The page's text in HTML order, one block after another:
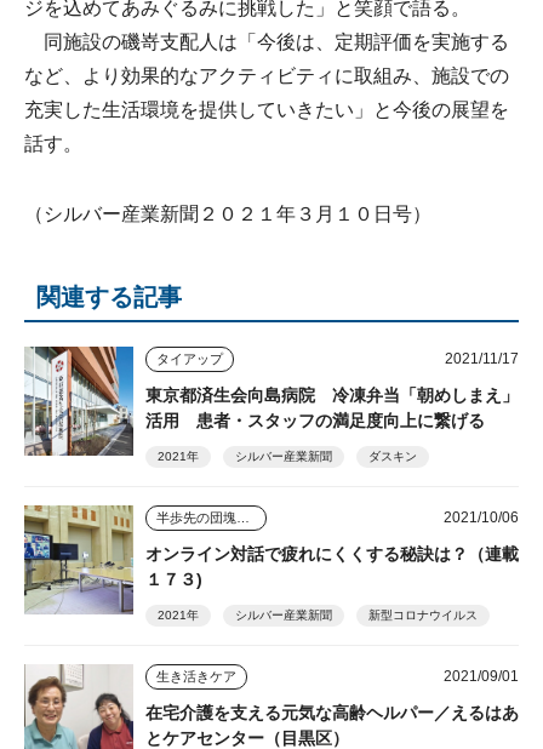
ジを込めてあみぐるみに挑戦した」と笑顔で語る。
同施設の磯嵜支配人は「今後は、定期評価を実施する
など、より効果的なアクティビティに取組み、施設での
充実した生活環境を提供していきたい」と今後の展望を
話す。
（シルバー産業新聞２０２１年３月１０日号）
関連する記事
タイアップ 2021/11/17
東京都済生会向島病院 冷凍弁当「朝めしまえ」
活用 患者・スタッフの満足度向上に繋げる
2021年 シルバー産業新聞 ダスキン
2021/10/06
オンライン対話で疲れにくくする秘訣は？（連載
１７３)
2021年 シルバー産業新聞 新型コロナウイルス
生き活きケア 2021/09/01
在宅介護を支える元気な高齢ヘルパー／えるはあ
とケアセンター（目黒区）